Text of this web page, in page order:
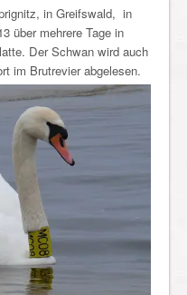
in Greifswald, in
über mehrere Tage in
Der Schwan wird auch
im Brutrevier abgelesen.